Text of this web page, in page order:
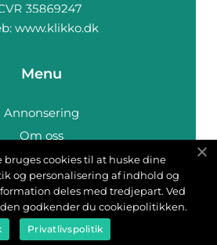
www.klikko.dk
Menu
Annonsering
Om oss
Cookies
Kontakta oss
Sitemap
bruges cookies til at huske dine
og personalisering af indhold og
deles med tredjepart. Ved
godkender du cookiepolitikken.
Privatlivspolitik